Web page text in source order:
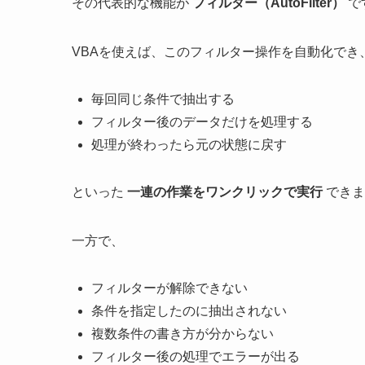
その代表的な機能が フィルター（AutoFilter） で
VBAを使えば、このフィルター操作を自動化でき、
毎回同じ条件で抽出する
フィルター後のデータだけを処理する
処理が終わったら元の状態に戻す
といった 一連の作業をワンクリックで実行できま
一方で、
フィルターが解除できない
条件を指定したのに抽出されない
複数条件の書き方が分からない
フィルター後の処理でエラーが出る